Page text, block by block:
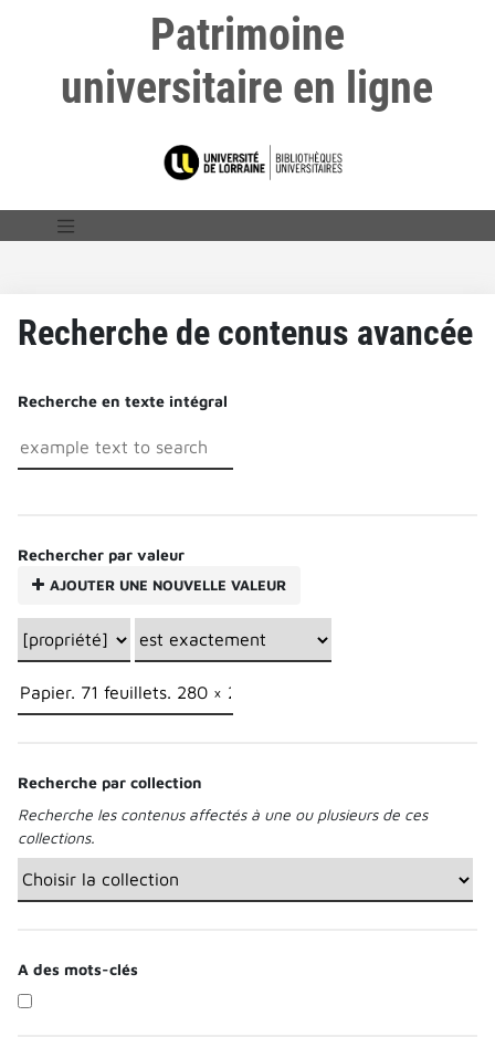
Patrimoine
universitaire en ligne
Recherche de contenus avancée
Recherche en texte intégral
Rechercher par valeur
AJOUTER UNE NOUVELLE VALEUR
Recherche par collection
Recherche les contenus affectés à une ou plusieurs de ces
collections.
A des mots-clés